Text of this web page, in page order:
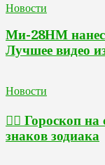
Новости
Ми-28НМ нанес
Лучшее видео
Новости
🧙‍♀ Гороскоп на
знаков зодиака